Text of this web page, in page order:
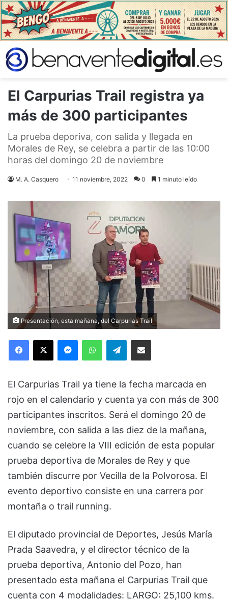
El Carpurias Trail registra ya
más de 300 participantes
La prueba deporiva, con salida y llegada en
Morales de Rey, se celebra a partir de las 10:00
horas del domingo 20 de noviembre
M. A. Casquero 11 noviembre, 2022 0 1 minuto leído
Presentación, esta mañana, del Carpurias Trail
Facebook
X MessengerWhatsAppTelegramCompartir via Email
El Carpurias Trail ya tiene la fecha marcada en
rojo en el calendario y cuenta ya con más de 300
participantes inscritos. Será el domingo 20 de
noviembre, con salida a las diez de la mañana,
cuando se celebre la VIII edición de esta popular
prueba deportiva de Morales de Rey y que
también discurre por Vecilla de la Polvorosa. El
evento deportivo consiste en una carrera por
montaña o trail running.
El diputado provincial de Deportes, Jesús María
Prada Saavedra, y el director técnico de la
prueba deportiva, Antonio del Pozo, han
presentado esta mañana el Carpurias Trail que
cuenta con 4 modalidades: LARGO: 25,100 kms.